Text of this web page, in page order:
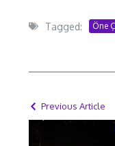
Tagged: Öne
Previous Article